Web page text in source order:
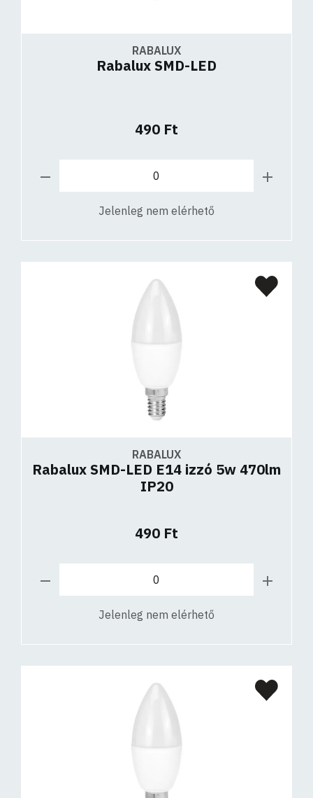
RABALUX
Rabalux SMD-LED
490 Ft
Jelenleg nem elérhető
RABALUX
Rabalux SMD-LED E14 izzó 5w 470lm
IP20
490 Ft
Jelenleg nem elérhető